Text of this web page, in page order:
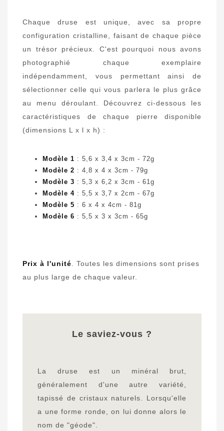
Chaque druse est unique, avec sa propre
configuration cristalline, faisant de chaque pièce
un trésor précieux. C'est pourquoi nous avons
photographié chaque exemplaire
indépendamment, vous permettant ainsi de
sélectionner celle qui vous parlera le plus grâce
au menu déroulant. Découvrez ci-dessous les
caractéristiques de chaque pierre disponible
(dimensions L x l x h) :
Modèle 1 : 5,6 x 3,4 x 3cm - 72g
Modèle 2 : 4,8 x 4 x 3cm - 79g
Modèle 3 : 5,3 x 6,2 x 3cm - 61g
Modèle 4 : 5,5 x 3,7 x 2cm - 67g
Modèle 5 : 6 x 4 x 4cm - 81g
Modèle 6 : 5,5 x 3 x 3cm - 65g
Prix à l'unité . Toutes les dimensions sont prises
au plus large de chaque valeur.
Le saviez-vous ?
La druse est un minéral brut,
généralement d'une autre variété,
tapissé de cristaux naturels. Lorsqu'elle
a une forme ronde, on lui donne alors le
nom de "géode".